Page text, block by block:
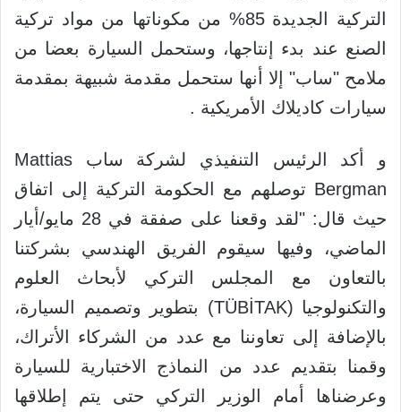
التركية الجديدة 85% من مكوناتها من مواد تركية
الصنع عند بدء إنتاجها، وستحمل السيارة بعضا من
ملامح "ساب" إلا أنها ستحمل مقدمة شبيهة بمقدمة
سيارات كاديلاك الأمريكية .
و أكد الرئيس التنفيذي لشركة ساب Mattias
Bergman توصلهم مع الحكومة التركية إلى اتفاق
حيث قال: "لقد وقعنا على صفقة في 28 مايو/أيار
الماضي، وفيها سيقوم الفريق الهندسي بشركتنا
بالتعاون مع المجلس التركي لأبحاث العلوم
والتكنولوجيا (TÜBİTAK) بتطوير وتصميم السيارة،
بالإضافة إلى تعاوننا مع عدد من الشركاء الأتراك،
وقمنا بتقديم عدد من النماذج الاختبارية للسيارة
وعرضناها أمام الوزير التركي حتى يتم إطلاقها